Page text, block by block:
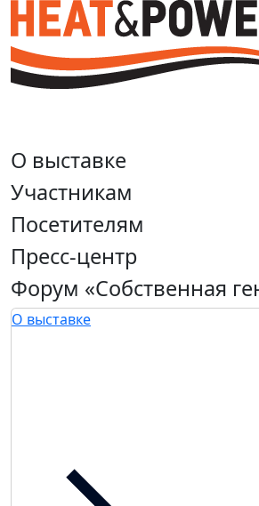
О выставке
Участникам
Посетителям
Пресс-центр
Форум «Собственная
О выставке